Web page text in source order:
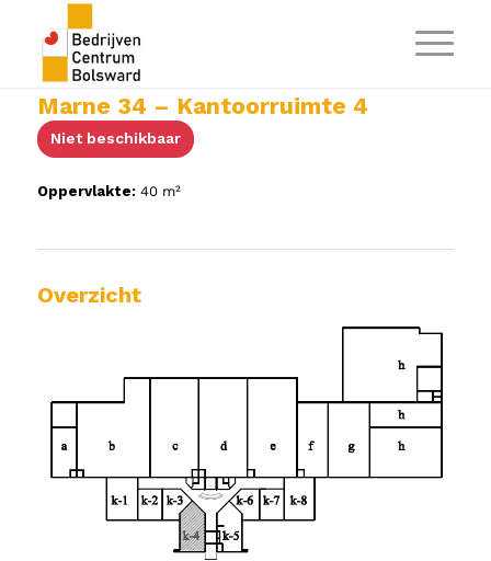
Marne 34 – Kantoorruimte 4
Niet beschikbaar
Oppervlakte:40 m²
Overzicht